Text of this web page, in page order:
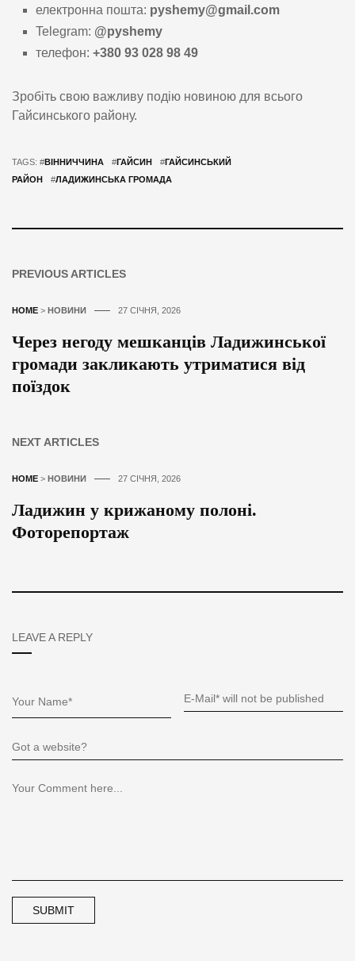
електронна пошта: pyshemy@gmail.com
Telegram: @pyshemy
телефон: +380 93 028 98 49
Зробіть свою важливу подію новиною для всього
Гайсинського району.
TAGS: #ВІННИЧЧИНА #ГАЙСИН #ГАЙСИНСЬКИЙ
РАЙОН
#ЛАДИЖИНСЬКА ГРОМАДА
PREVIOUS ARTICLES
HOME > НОВИНИ 27 СІЧНЯ, 2026
Через негоду мешканців Ладижинської
громади закликають утриматися від
поїздок
NEXT ARTICLES
HOME > НОВИНИ 27 СІЧНЯ, 2026
Ладижин у крижаному полоні.
Фоторепортаж
LEAVE A REPLY